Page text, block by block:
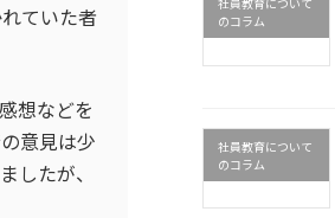
ていた者
想などを
意見は少
したが、
社員教育について
のコラム
社員教育について
のコラム